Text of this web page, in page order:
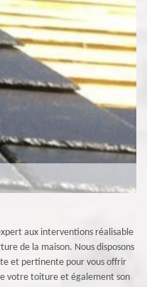
aux interventions réalisable
de la maison. Nous disposons
et pertinente pour vous offrir
votre toiture et également son